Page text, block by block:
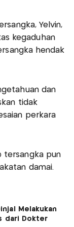
Yelvin,
kegaduhan
hendak
dan
tidak
perkara
tersangka pun
damai.
Melakukan
dari Dokter